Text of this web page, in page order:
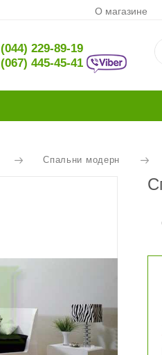
О магазине
(044) 229-89-19
(067) 445-45-41
Спальни модерн